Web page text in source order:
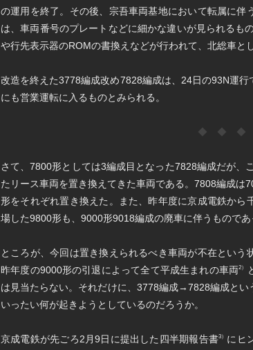
の運用を終了。その後、宗吾車両基地において転属に伴
は、車両番号のプレートなどに細かな違いが見られるも
や行先表示器のROMの書換えなどが行われて、北総車と
改造を終えた3778編成改め7828編成は、24日の93N運
にも営業運転に入るものとみられる。
◆ ◆ ◆
さて、7800形としては3編成目となった7828編成だが、
たリース車両を置き換えてきた車両である。7808編成
形をそれぞれ置き換えた。また、昨年度に京成電鉄から
場した9800形も、9000形9018編成の廃車に伴うものであ
ところが、今回は置き換えられるべき車両が不在という
昨年度の9000形の引退によって全て平成生まれの車両2）
は見当たらない。それだけに、3778編成→7828編成とい
いったい何が起きようとしているのだろうか。
京成電鉄が先ごろ2月9日に提出した四半期報告書3） にヒ